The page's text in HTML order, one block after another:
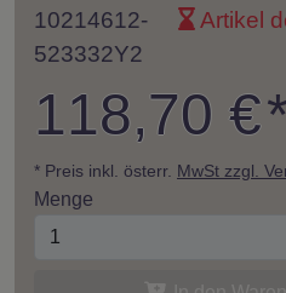
10214612-
523332Y2
Artikel
118,70 €
* Preis inkl. österr. MwSt zzgl.
Menge